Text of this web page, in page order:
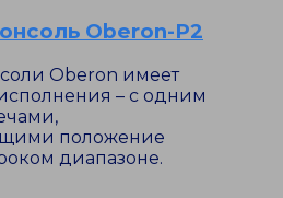
Oberon-P2
Oberon имеет
– с одним
положение
диапазоне.